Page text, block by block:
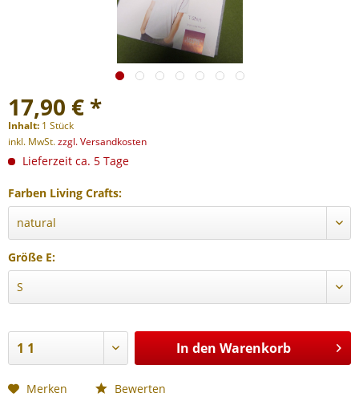
17,90 € *
Inhalt: 1 Stück
inkl. MwSt.zzgl. Versandkosten
Lieferzeit ca. 5 Tage
Farben Living Crafts:
Größe E:
In den Warenkorb
Merken Bewerten